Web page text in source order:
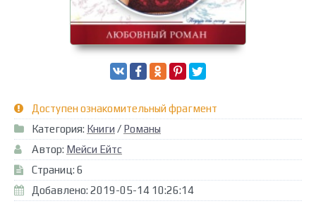
Доступен ознакомительный фрагмент
Категория: Книги / Романы
Автор: Мейси Ейтс
Страниц: 6
Добавлено: 2019-05-14 10:26:14